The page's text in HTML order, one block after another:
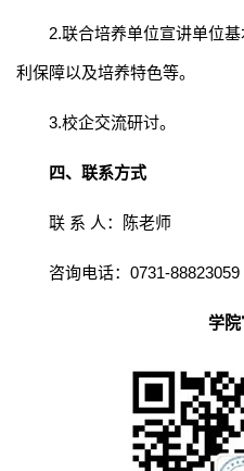
2.联合培养单位宣讲单位
利保障以及培养特色等。
3.校企交流研讨。
四、联系方式
联 系 人：陈老师
咨询电话：0731-88823059
学